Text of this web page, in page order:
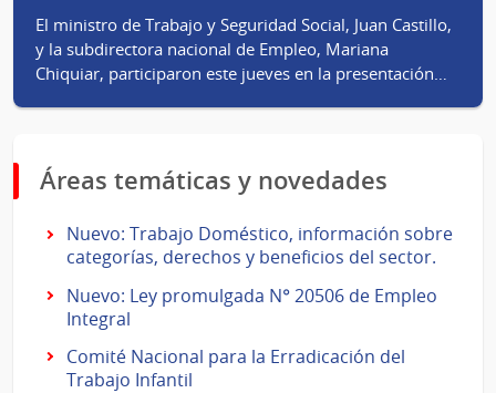
El ministro de Trabajo y Seguridad Social, Juan Castillo,
y la subdirectora nacional de Empleo, Mariana
Chiquiar, participaron este jueves en la presentación…
Áreas temáticas y novedades
Nuevo: Trabajo Doméstico, información sobre
categorías, derechos y beneficios del sector.
Nuevo: Ley promulgada N° 20506 de Empleo
Integral
Comité Nacional para la Erradicación del
Trabajo Infantil